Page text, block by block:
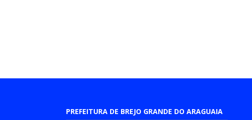
PREFEITURA DE BREJO GRANDE DO ARAGUAIA